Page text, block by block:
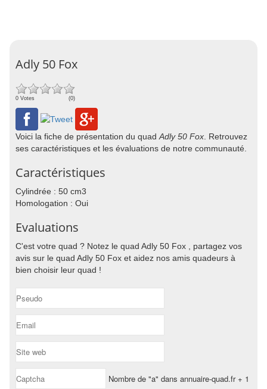
Adly 50 Fox
0 Votes (0)
Voici la fiche de présentation du quad Adly 50 Fox . Retrouvez
ses caractéristiques et les évaluations de notre communauté.
Caractéristiques
Cylindrée : 50 cm3
Homologation : Oui
Evaluations
C'est votre quad ? Notez le quad Adly 50 Fox , partagez vos
avis sur le quad Adly 50 Fox et aidez nos amis quadeurs à
bien choisir leur quad !
Nombre de "a" dans annuaire-quad.fr + 1